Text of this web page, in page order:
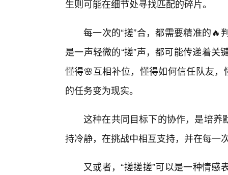
生则可能在细节处寻找匹配的碎片。
每一次的“搓”合，都需要精准的
是一声轻微的“搓”声，都可能传递着
懂得🌸互相补位，懂得如何信任队友
的任务变为现实。
这种在共同目标下的协作，是培养
持冷静，在挑战中相互支持，并在每一
又或者，“搓搓搓”可以是一种情